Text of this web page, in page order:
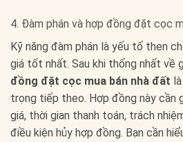
4. Đàm phán và hợp đồng đặt cọc
Kỹ năng đàm phán là yếu tố then
giá tốt nhất. Sau khi thống nhất về
đồng đặt cọc mua bán nhà đất
trọng tiếp theo. Hợp đồng này cần
giá, thời gian thanh toán, trách
điều kiện hủy hợp đồng. Bạn cần